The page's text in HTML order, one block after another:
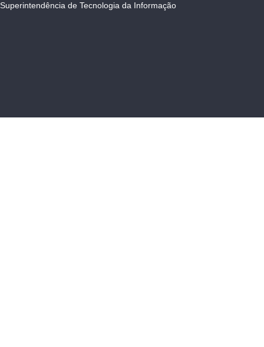
Superintendência de Tecnologia da Informação